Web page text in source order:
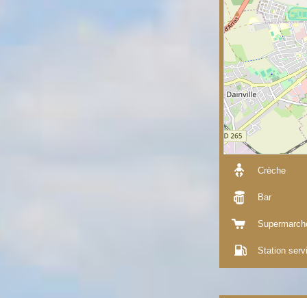
Crèche
Bar
Station